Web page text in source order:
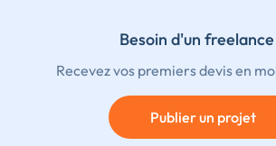
Besoin d'un
Recevez vos premiers devis en
Publier un projet